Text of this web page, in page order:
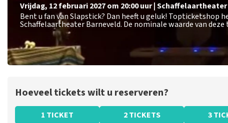
vrijdag, 12 februari 2027 om 20:00uur|Schaffelaartheater
Bent u fan van Slapstick? Dan heeft u geluk! Topticketshop
Schaffelaartheater Barneveld. De nominale waarde van deze
Hoeveel tickets wilt u reserveren?
1 TICKET 2 TICKETS 3